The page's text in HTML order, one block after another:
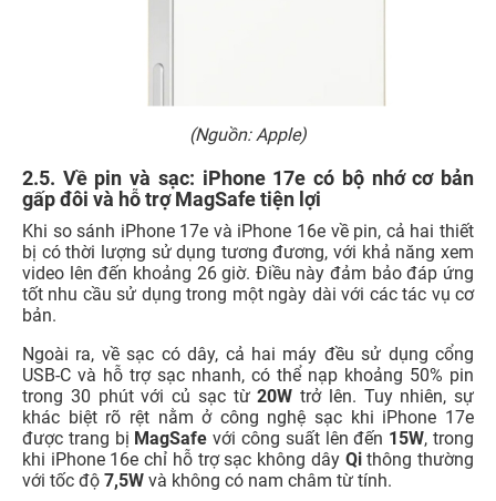
(Nguồn: Apple)
2.5. Về pin và sạc: iPhone 17e có bộ nhớ cơ bản
gấp đôi và hỗ trợ MagSafe tiện lợi
Khi so sánh iPhone 17e và iPhone 16e về pin, cả hai thiết
bị có thời lượng sử dụng tương đương, với khả năng xem
video lên đến khoảng 26 giờ. Điều này đảm bảo đáp ứng
tốt nhu cầu sử dụng trong một ngày dài với các tác vụ cơ
bản.
Ngoài ra, về sạc có dây, cả hai máy đều sử dụng cổng
USB-C và hỗ trợ sạc nhanh, có thể nạp khoảng 50% pin
trong 30 phút với củ sạc từ20W trở lên. Tuy nhiên, sự
khác biệt rõ rệt nằm ở công nghệ sạc khi iPhone 17e
được trang bị MagSafe với công suất lên đến 15W, trong
khi iPhone 16e chỉ hỗ trợ sạc không dây Qithông thường
với tốc độ 7,5W và không có nam châm từ tính.